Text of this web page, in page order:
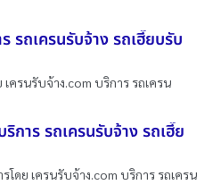
รถเครนรับจ้าง รถเฮี๊ยบรับ
ครนรับจ้าง.com บริการ รถเครน
การ รถเครนรับจ้าง รถเฮี๊ย
โดย เครนรับจ้าง.com บริการ รถเครน